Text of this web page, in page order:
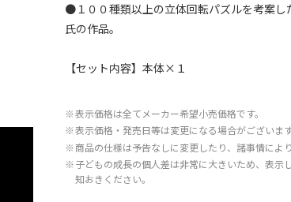
●１００種類以上の立体回転パズルを考案
氏の作品。
【セット内容】本体×１
※表示価格は全てメーカー希望小売価格です。
※表示価格・発売日等は変更になる場合がございます
※商品の仕様は予告なしに変更したり、諸事情によ
※子どもの成長の個人差は非常に大きいため、表
知おきください。